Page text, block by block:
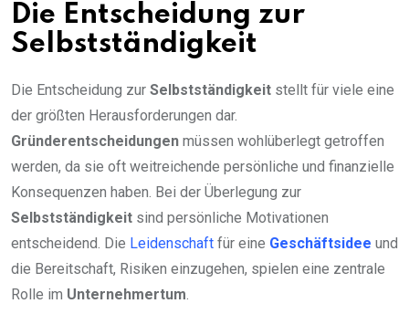
Die Entscheidung zur
Selbstständigkeit
Die Entscheidung zur Selbstständigkeit stellt für viele eine
der größten Herausforderungen dar.
Gründerentscheidungen müssen wohlüberlegt getroffen
werden, da sie oft weitreichende persönliche und finanzielle
Konsequenzen haben. Bei der Überlegung zur
Selbstständigkeit sind persönliche Motivationen
entscheidend. Die Leidenschaft für eine Geschäftsidee und
die Bereitschaft, Risiken einzugehen, spielen eine zentrale
Rolle im Unternehmertum.